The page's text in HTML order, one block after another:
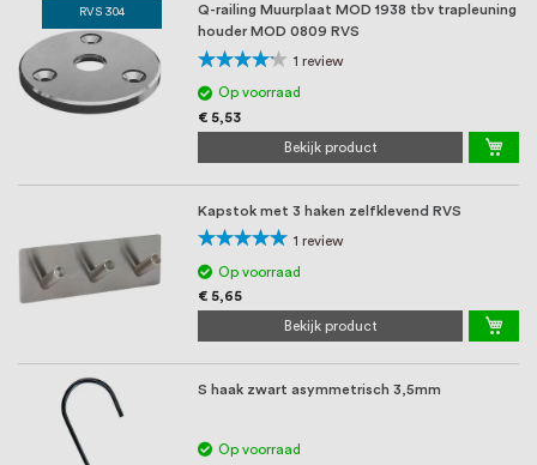
RVS 304
Q-railing Muurplaat MOD 1938 tbv trapleuning
houder MOD 0809 RVS
Waardering:
80%
1 review
Op voorraad
€ 5,53
Bekijk product
Kapstok met 3 haken zelfklevend RVS
Waardering:
100%
1 review
Op voorraad
€ 5,65
Bekijk product
S haak zwart asymmetrisch 3,5mm
Op voorraad